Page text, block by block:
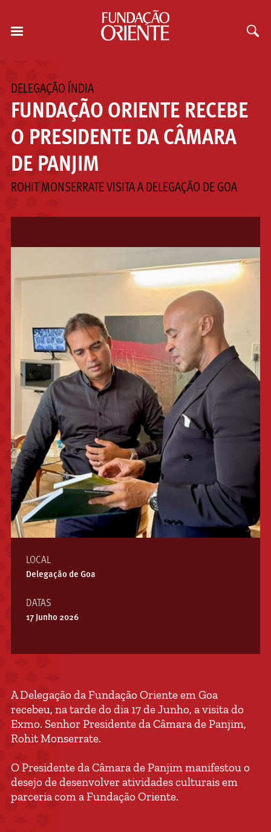
DELEGAÇÃO ÍNDIA
FUNDAÇÃO ORIENTE RECEBE
O PRESIDENTE DA CÂMARA
DE PANJIM
ROHIT MONSERRATE VISITA A DELEGAÇÃO DE GOA
LOCAL
Delegação de Goa
DATAS
17 Junho 2026
A Delegação da Fundação Oriente em Goa
recebeu, na tarde do dia 17 de Junho, a visita do
Exmo. Senhor Presidente da Câmara de Panjim,
Rohit Monserrate.
O Presidente da Câmara de Panjim manifestou o
desejo de desenvolver atividades culturais em
parceria com a Fundação Oriente.